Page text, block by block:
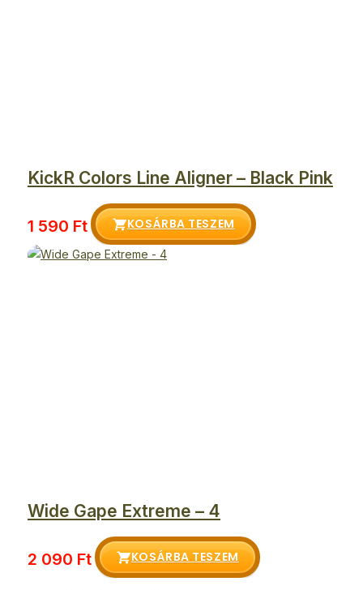
KickR Colors Line Aligner – Black Pink
1 590 Ft KOSÁRBA TESZEM
Wide Gape Extreme – 4
2 090 Ft KOSÁRBA TESZEM